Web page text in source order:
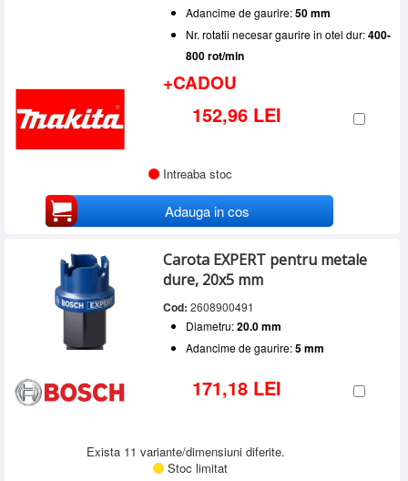
Adancime de gaurire:50 mm
Nr. rotatii necesar gaurire in otel dur:400-
800 rot/min
+CADOU
152,96 LEI
Intreaba stoc
Adauga in cos
Carota EXPERT pentru metale
dure, 20x5 mm
Cod: 2608900491
Diametru:20.0 mm
Adancime de gaurire:5 mm
171,18 LEI
Exista 11 variante/dimensiuni diferite.
Stoc limitat